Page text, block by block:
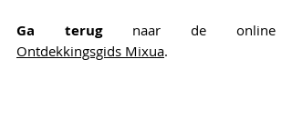
Ga terug
Ontdekkingsgids Mixua.